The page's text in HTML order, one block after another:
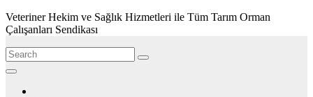
Veteriner Hekim ve Sağlık Hizmetleri ile Tüm Tarım Orman
Çalışanları Sendikası